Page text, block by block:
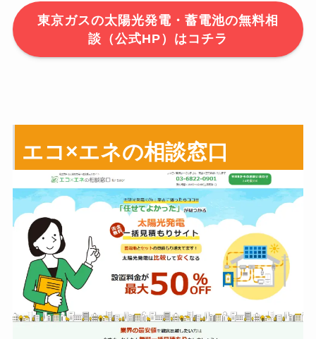
東京ガスの太陽光発電・蓄電池の無料相
談（公式HP）はコチラ
エコ×エネの相談窓口